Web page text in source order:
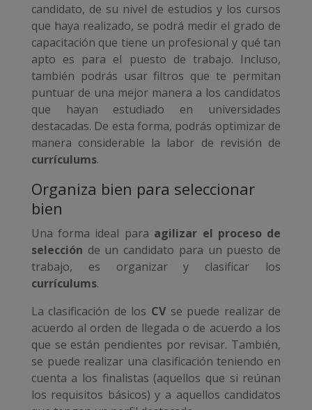
candidato, de su nivel de estudios y los cursos
que haya realizado, se podrá medir el grado de
capacitación que tiene un profesional y qué tan
apto es para el puesto de trabajo. Incluso,
también podrás usar filtros que te permitan
puntuar de una mejor manera a los candidatos
que hayan estudiado en universidades
destacadas. De esta forma, podrás optimizar de
manera considerable la labor de revisión de
currículums.
Organiza bien para seleccionar
bien
Una forma ideal para agilizar el proceso de
selección de un candidato para un puesto de
trabajo, es organizar y clasificar los
currículums.
La clasificación de los CV se puede realizar de
acuerdo al orden de llegada o de acuerdo a los
que se están pendientes por revisar. También,
se puede realizar una clasificación teniendo en
cuenta a los finalistas (aquellos que si reúnan
los requisitos básicos) y a aquellos candidatos